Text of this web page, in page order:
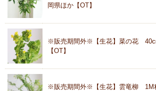
岡県ほか【OT】
※販売期間外※【生花】菜の花
【OT】
※販売期間外※【生花】雲竜柳